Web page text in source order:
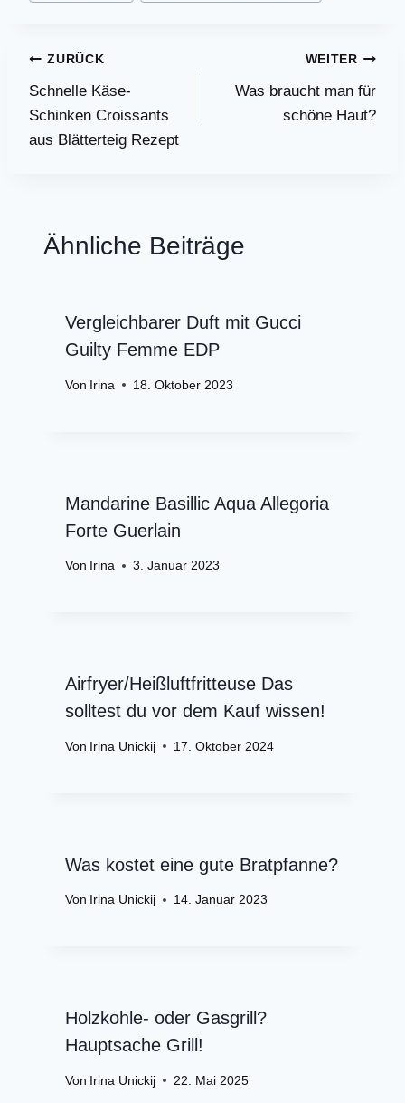
Beitragsnavigation
ZURÜCK
Schnelle Käse-
Schinken Croissants
aus Blätterteig Rezept
WEITER
Was braucht man für
schöne Haut?
Ähnliche Beiträge
Vergleichbarer Duft mit Gucci
Guilty Femme EDP
Von Irina 18. Oktober 2023
Mandarine Basillic Aqua Allegoria
Forte Guerlain
Von Irina 3. Januar 2023
Airfryer/Heißluftfritteuse Das
solltest du vor dem Kauf wissen!
Von Irina Unickij 17. Oktober 2024
Was kostet eine gute Bratpfanne?
Von Irina Unickij 14. Januar 2023
Holzkohle- oder Gasgrill?
Hauptsache Grill!
Von Irina Unickij 22. Mai 2025